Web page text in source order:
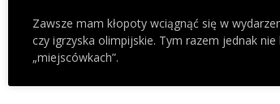
Zawsze mam kłopoty wciągnąć się w
czy igrzyska olimpijskie. Tym razem jednak
„miejscówkach”.